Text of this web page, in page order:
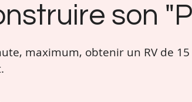
son
maximum, obtenir un RV de